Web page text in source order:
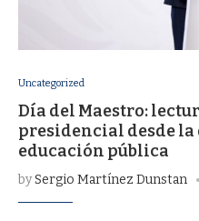
Uncategorized
Día del Maestro:
presidencial desde la
educación pública
bySergio Martínez Dunstan